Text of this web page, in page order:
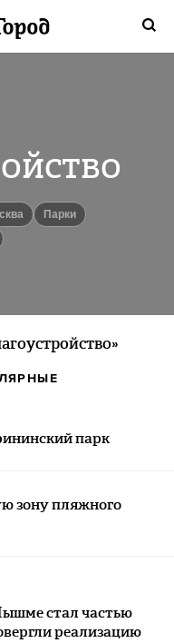
Парки
парк
зону пляжного
стал частью
реализацию